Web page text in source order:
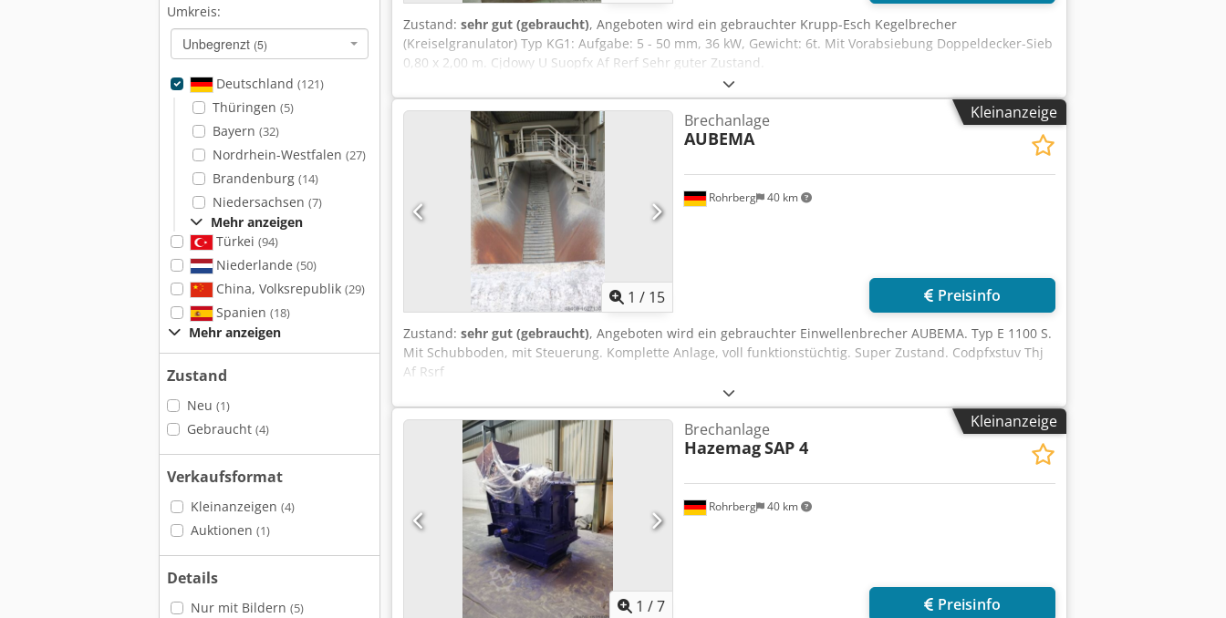
Umkreis:
Unbegrenzt (5)
Deutschland (121)
Thüringen (5)
Bayern (32)
Nordrhein-Westfalen (27)
Brandenburg (14)
Niedersachsen (7)
Mehr anzeigen
Türkei (94)
Niederlande (50)
China, Volksrepublik (29)
Spanien (18)
Mehr anzeigen
Zustand
Neu (1)
Gebraucht (4)
Verkaufsformat
Kleinanzeigen (4)
Auktionen (1)
Details
Nur mit Bildern (5)
Zustand: sehr gut (gebraucht), Angeboten wird ein gebrauchter Krupp-Esch Kegelbrecher
(Kreiselgranulator) Typ KG1: Aufgabe: 5 - 50 mm, 36 kW, Gewicht: 6t. Mit Vorabsiebung Doppeldecker-Sieb
0,80 x 2,00 m. Cjdowy U Suopfx Af Rerf Sehr guter Zustand.
Kleinanzeige
1 / 15
Rohrberg 40 km
Brechanlage
AUBEMA
Preisinfo
Zustand: sehr gut (gebraucht), Angeboten wird ein gebrauchter Einwellenbrecher AUBEMA. Typ E 1100 S.
Mit Schubboden, mit Steuerung. Komplette Anlage, voll funktionstüchtig. Super Zustand. Codpfxstuv Thj
Af Rsrf
Kleinanzeige
1 /7
Rohrberg 40 km
Brechanlage
HazemagSAP 4
Preisinfo